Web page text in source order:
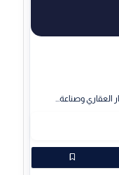
العقاري وصناعة...